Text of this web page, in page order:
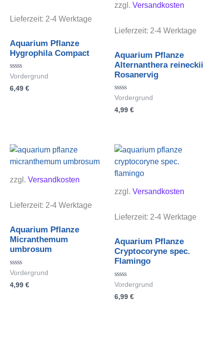
Lieferzeit: 2-4 Werktage
Aquarium Pflanze
Hygrophila Compact
Bewertet
0
Vordergrund
6,49 €
zzgl. Versandkosten
Lieferzeit: 2-4 Werktage
Aquarium Pflanze
Alternanthera reineckii
Rosanervig
Bewertet
0
Vordergrund
4,99 €
zzgl. Versandkosten
Lieferzeit: 2-4 Werktage
Aquarium Pflanze
Micranthemum
umbrosum
Bewertet
0
Vordergrund
4,99 €
zzgl. Versandkosten
Lieferzeit: 2-4 Werktage
Aquarium Pflanze
Cryptocoryne spec.
Flamingo
Bewertet
0
Vordergrund
6,99 €